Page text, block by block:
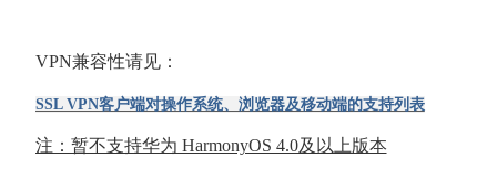
VPN兼容性请见：
SSL VPN客户端对操作系统、浏览器及移动端的支持列表
注：暂不支持华为 HarmonyOS 4.0及以上版本